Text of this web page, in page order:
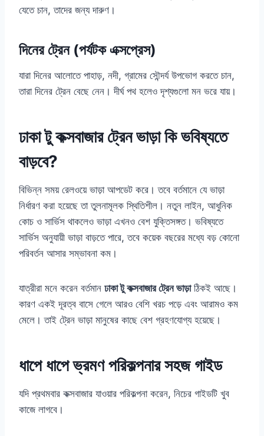
যেতে চান, তাদের জন্য দারুণ।
দিনের ট্রেন (পর্যটক এক্সপ্রেস)
যারা দিনের আলোতে পাহাড়, নদী, গ্রামের সৌন্দর্য উপভোগ করতে চান,
তারা দিনের ট্রেন বেছে নেন। দীর্ঘ পথ হলেও দৃশ্যগুলো মন ভরে যায়।
ঢাকা টু কক্সবাজার ট্রেন ভাড়া কি ভবিষ্যতে
বাড়বে?
বিভিন্ন সময় রেলওয়ে ভাড়া আপডেট করে। তবে বর্তমানে যে ভাড়া
নির্ধারণ করা হয়েছে তা তুলনামূলক স্থিতিশীল। নতুন লাইন, আধুনিক
কোচ ও সার্ভিস থাকলেও ভাড়া এখনও বেশ যুক্তিসঙ্গত। ভবিষ্যতে
সার্ভিস অনুযায়ী ভাড়া বাড়তে পারে, তবে কয়েক বছরের মধ্যে বড় কোনো
পরিবর্তন আসার সম্ভাবনা কম।
যাত্রীরা মনে করেন বর্তমান ঢাকা টু কক্সবাজার ট্রেন ভাড়াঠিকই আছে।
কারণ একই দূরত্ব বাসে গেলে আরও বেশি খরচ পড়ে এবং আরামও কম
মেলে। তাই ট্রেন ভাড়া মানুষের কাছে বেশ গ্রহণযোগ্য হয়েছে।
ধাপে ধাপে ভ্রমণ পরিকল্পনার সহজ গাইড
যদি প্রথমবার কক্সবাজার যাওয়ার পরিকল্পনা করেন, নিচের গাইডটি খুব
কাজে লাগবে।